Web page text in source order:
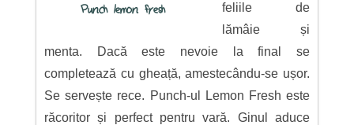
Punch lemon fresh
feliile de
lămâie și
menta. Dacă este nevoie la final se
completează cu gheață, amestecându-se ușor.
Se servește rece. Punch-ul Lemon Fresh este
răcoritor și perfect pentru vară. Ginul aduce